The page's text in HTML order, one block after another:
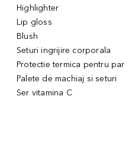
Highlighter
Lip gloss
Blush
Seturi ingrijire corporala
Protectie termica pentru par
Palete de machiaj si seturi
Ser vitamina C